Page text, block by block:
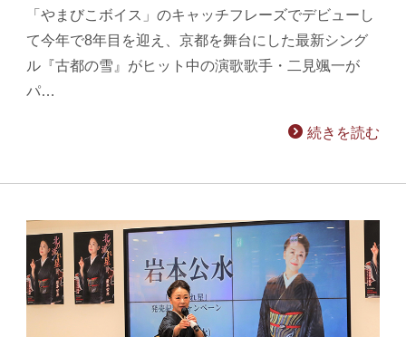
「やまびこボイス」のキャッチフレーズでデビューし
て今年で8年目を迎え、京都を舞台にした最新シング
ル『古都の雪』がヒット中の演歌歌手・二見颯一が
パ…
続きを読む